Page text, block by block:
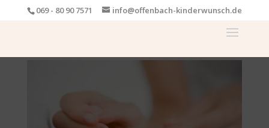
069 - 80 90 7571 info@offenbach-kinderwunsch.de